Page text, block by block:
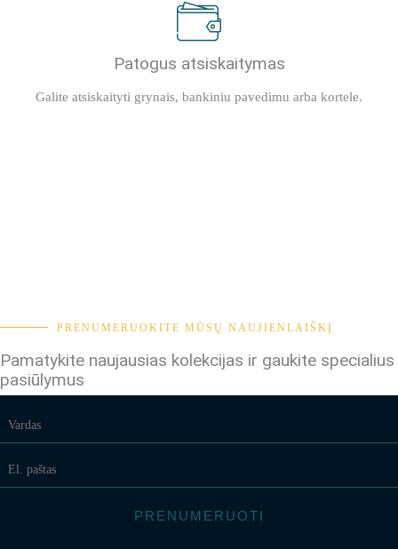
Patogus atsiskaitymas
Galite atsiskaityti grynais, bankiniu pavedimu arba kortele.
PRENUMERUOKITE MŪSŲ NAUJIENLAIŠKĮ
Pamatykite naujausias kolekcijas ir gaukite specialius
pasiūlymus
PRENUMERUOTI